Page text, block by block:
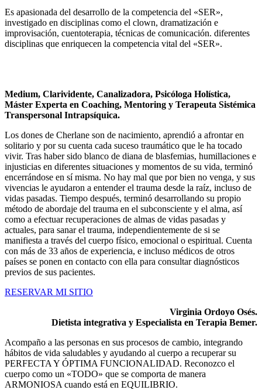
Es apasionada del desarrollo de la competencia del «SER»,
investigado en disciplinas como el clown, dramatización e
improvisación, cuentoterapia, técnicas de comunicación. diferentes
disciplinas que enriquecen la competencia vital del «SER».
Medium, Clarividente, Canalizadora, Psicóloga Holística,
Máster Experta en Coaching, Mentoring y Terapeuta Sistémica
Transpersonal Intrapsíquica.
Los dones de Cherlane son de nacimiento, aprendió a afrontar en
solitario y por su cuenta cada suceso traumático que le ha tocado
vivir. Tras haber sido blanco de diana de blasfemias, humillaciones e
injusticias en diferentes situaciones y momentos de su vida, terminó
encerrándose en sí misma. No hay mal que por bien no venga, y sus
vivencias le ayudaron a entender el trauma desde la raíz, incluso de
vidas pasadas. Tiempo después, terminó desarrollando su propio
método de abordaje del trauma en el subconsciente y el alma, así
como a efectuar recuperaciones de almas de vidas pasadas y
actuales, para sanar el trauma, independientemente de si se
manifiesta a través del cuerpo físico, emocional o espiritual. Cuenta
con más de 33 años de experiencia, e incluso médicos de otros
países se ponen en contacto con ella para consultar diagnósticos
previos de sus pacientes.
RESERVAR MI SITIO
Virginia Ordoyo Osés.
Dietista integrativa y Especialista en Terapia Bemer.
Acompaño a las personas en sus procesos de cambio, integrando
hábitos de vida saludables y ayudando al cuerpo a recuperar su
PERFECTA Y ÓPTIMA FUNCIONALIDAD. Reconozco el
cuerpo como un «TODO» que se comporta de manera
ARMONIOSA cuando está en EQUILIBRIO.